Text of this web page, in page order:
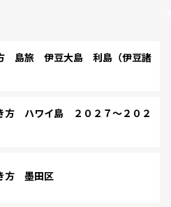
島旅 伊豆大島 利島（伊豆諸
方 ハワイ島 ２０２７～２０２
方 墨田区